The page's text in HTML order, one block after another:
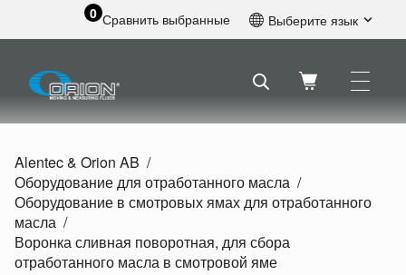
0 Сравнить выбранные Выберите язык
Шведский
Голландский
Русский
Alentec & Orion AB
Оборудование для отработанного масла
Оборудование в смотровых ямах для отработанного
масла
Воронка сливная поворотная, для сбора
отработанного масла в смотровой яме